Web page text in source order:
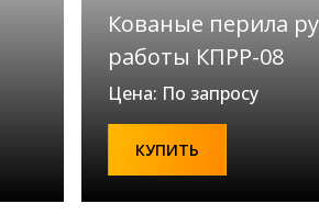
Кованые перила
работы КПРР-08
Цена: По запросу
КУПИТЬ